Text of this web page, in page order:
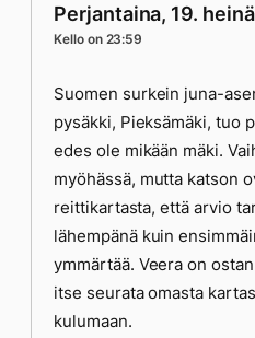
Perjantaina, 19.
Kello on 23:59
Suomen surkein juna-
pysäkki, Pieksämäki, tuo
edes ole mikään mäki.
myöhässä, mutta katson
reittikartasta, että arvio
lähempänä kuin
ymmärtää. Veera on
itse seurata omasta
kulumaan.